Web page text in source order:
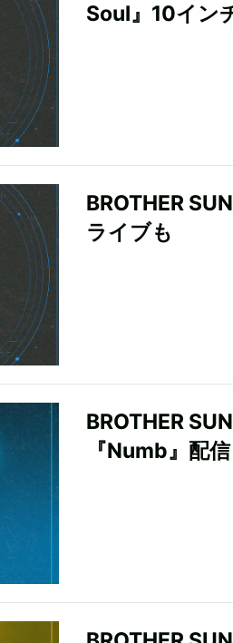
Soul』10イン
BROTHER
ライブも
BROTHER
『Numb』配